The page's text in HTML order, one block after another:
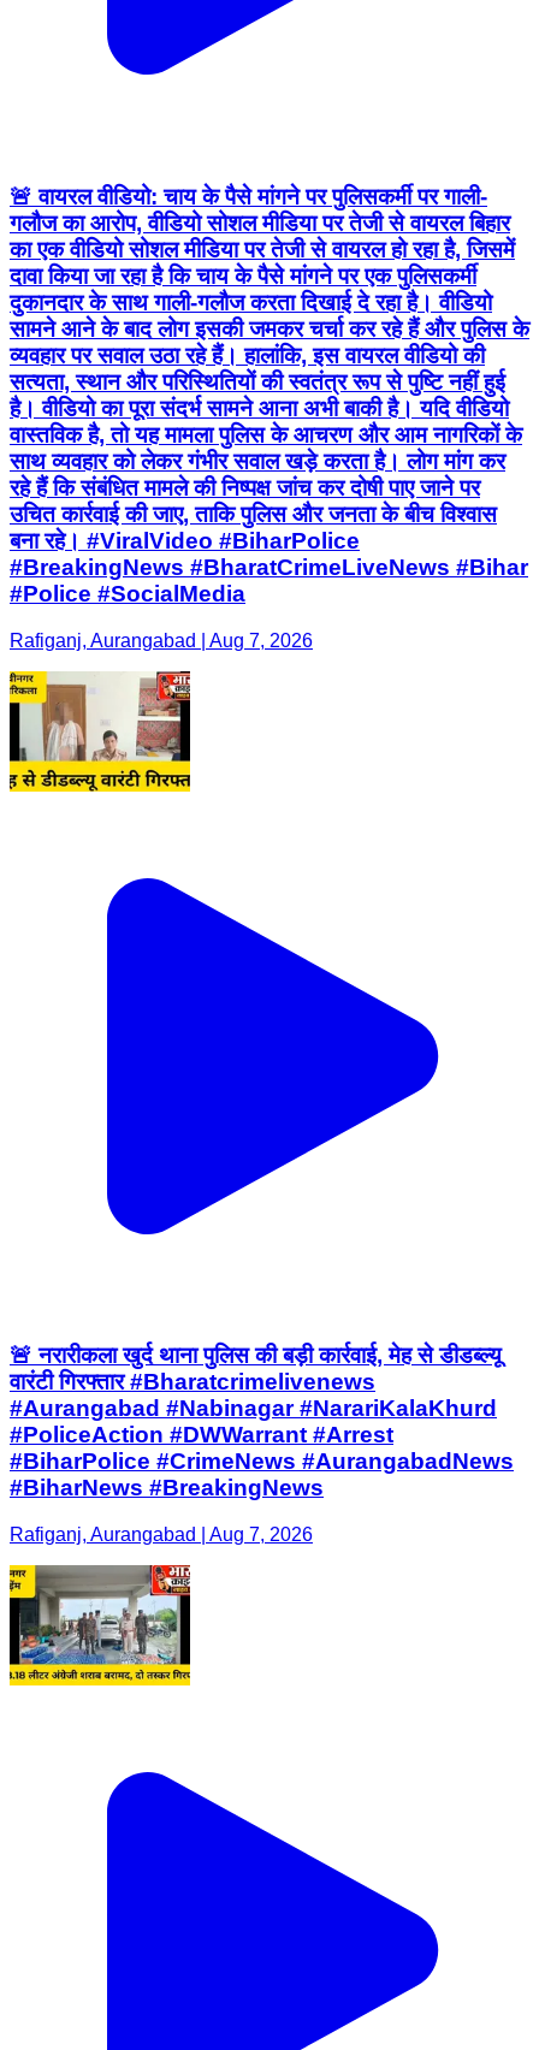
🚨 वायरल वीडियो: चाय के पैसे मांगने पर पुलिसकर्मी पर गाली-
गलौज का आरोप, वीडियो सोशल मीडिया पर तेजी से वायरल बिहार
का एक वीडियो सोशल मीडिया पर तेजी से वायरल हो रहा है, जिसमें
दावा किया जा रहा है कि चाय के पैसे मांगने पर एक पुलिसकर्मी
दुकानदार के साथ गाली-गलौज करता दिखाई दे रहा है। वीडियो
सामने आने के बाद लोग इसकी जमकर चर्चा कर रहे हैं और पुलिस के
व्यवहार पर सवाल उठा रहे हैं। हालांकि, इस वायरल वीडियो की
सत्यता, स्थान और परिस्थितियों की स्वतंत्र रूप से पुष्टि नहीं हुई
है। वीडियो का पूरा संदर्भ सामने आना अभी बाकी है। यदि वीडियो
वास्तविक है, तो यह मामला पुलिस के आचरण और आम नागरिकों के
साथ व्यवहार को लेकर गंभीर सवाल खड़े करता है। लोग मांग कर
रहे हैं कि संबंधित मामले की निष्पक्ष जांच कर दोषी पाए जाने पर
उचित कार्रवाई की जाए, ताकि पुलिस और जनता के बीच विश्वास
बना रहे। #ViralVideo #BiharPolice
#BreakingNews #BharatCrimeLiveNews #Bihar
#Police #SocialMedia
Rafiganj, Aurangabad | Aug 7, 2026
🚨 नरारीकला खुर्द थाना पुलिस की बड़ी कार्रवाई, मेह से डीडब्ल्यू
वारंटी गिरफ्तार #Bharatcrimelivenews
#Aurangabad #Nabinagar #NarariKalaKhurd
#PoliceAction #DWWarrant #Arrest
#BiharPolice #CrimeNews #AurangabadNews
#BiharNews #BreakingNews
Rafiganj, Aurangabad | Aug 7, 2026